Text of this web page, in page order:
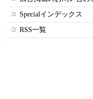
Specialインデックス
RSS一覧